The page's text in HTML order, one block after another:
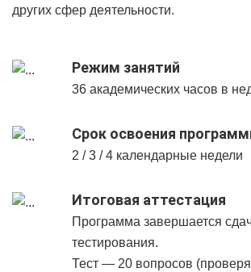
других сфер деятельности.
Режим занятий
36 академических часов в
Срок освоения
2 / 3 / 4 календарные недели
Итоговая аттестация
Программа завершается
тестирования.
Тест — 20 вопросов